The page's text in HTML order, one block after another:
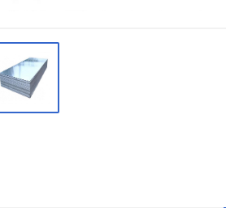
Оцинкованный металлопрокат
Запорная арматура
Цветные металлы